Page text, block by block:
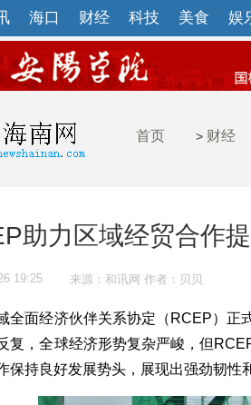
海口 财经 科技 美食 娱
首页 > 财经
助力区域经贸合作
19:25 来源：和讯网 作者：贝贝
面经济伙伴关系协定（RCEP）正
复，全球经济形势复杂严峻，但
保持良好发展势头，展现出强劲韧性